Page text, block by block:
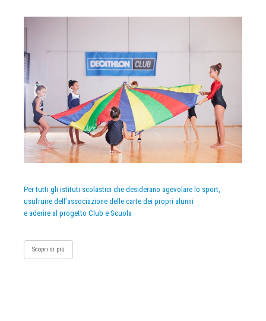
Per tutti gli istituti scolastici che desiderano agevolare lo sport,
usufruire dell’associazione delle carte dei propri alunni
e aderire al progetto Club e Scuola
Scopri di più